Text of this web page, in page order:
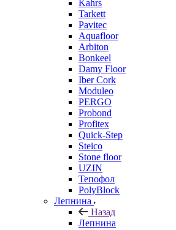
Kahrs
Tarkett
Pavitec
Aquafloor
Arbiton
Bonkeel
Damy Floor
Iber Cork
Moduleo
PERGO
Probond
Profitex
Quick-Step
Steico
Stone floor
UZIN
Тепофол
PolyBlock
Лепнина
Назад
Лепнина